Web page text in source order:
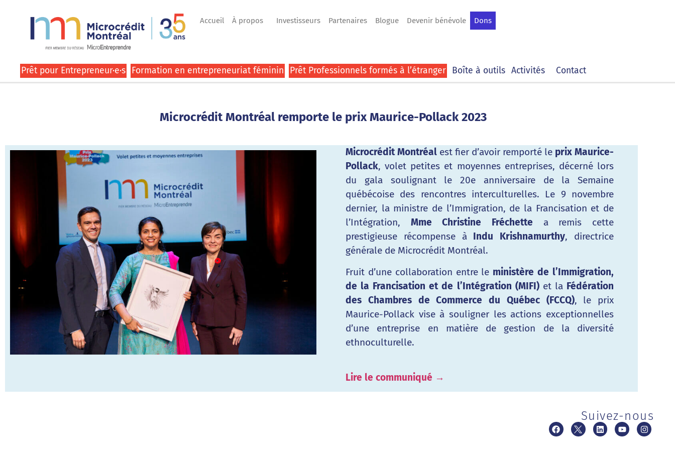
Accueil À propos Investisseurs Partenaires Blogue Devenir bénévole Dons
Prêt pour Entrepreneur·e·s Formation en entrepreneuriat féminin Prêt Professionnels formés à l’étranger Boîte à outils Activités Contact
Microcrédit Montréal remporte le prix Maurice-Pollack 2023
Microcrédit Montréal est fier d’avoir remporté le prix Maurice-
Pollack, volet petites et moyennes entreprises, décerné lors
du gala soulignant le 20e anniversaire de la Semaine
québécoise des rencontres interculturelles. Le 9 novembre
dernier, la ministre de l’Immigration, de la Francisation et de
l’Intégration, Mme Christine Fréchette a remis cette
prestigieuse récompense à Indu Krishnamurthy, directrice
générale de Microcrédit Montréal.
Fruit d’une collaboration entre le ministère de l’Immigration,
de la Francisation et de l’Intégration (MIFI)et la Fédération
des Chambres de Commerce du Québec (FCCQ), le prix
Maurice-Pollack vise à souligner les actions exceptionnelles
d’une entreprise en matière de gestion de la diversité
ethnoculturelle.
Lire le communiqué →
Suivez-nous